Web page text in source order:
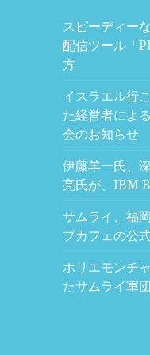
スピーディー
配信ツール「
方
イスラエル行
た経営者によ
会のお知らせ
伊藤羊一氏、
亮氏が、IBM
サムライ、福
プカフェの公
ホリエモンチ
たサムライ軍